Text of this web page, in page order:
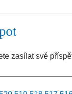
zasílat své